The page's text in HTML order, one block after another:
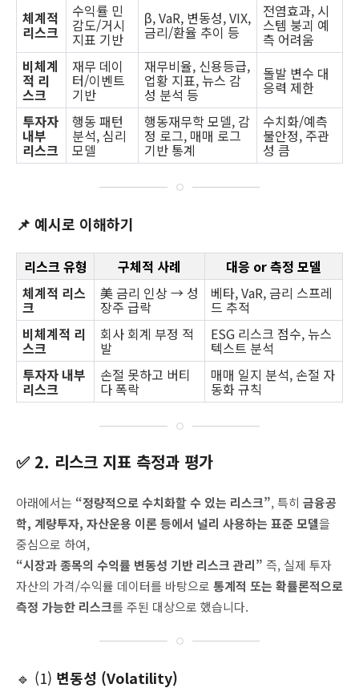
체계적
리스크
수익률 민
감도/거시
지표 기반
β, VaR, 변동성, VIX,
금리/환율 추이 등
전염효과, 시
스템 붕괴 예
측 어려움
비체계
적 리
스크
재무 데이
터/이벤트
기반
재무비율, 신용등급,
업황 지표, 뉴스 감
성 분석 등
돌발 변수 대
응력 제한
투자자
내부
리스크
행동 패턴
분석, 심리
모델
행동재무학 모델, 감
정 로그, 매매 로그
기반 통계
수치화/예측
불안정, 주관
성 큼
📌 예시로 이해하기
리스크 유형 구체적 사례
대응 or 측정 모델
체계적 리스
크
美 금리 인상 → 성
장주 급락
베타, VaR, 금리 스프레
드 추적
비체계적 리
스크
회사 회계 부정 적
발
ESG 리스크 점수, 뉴스
텍스트 분석
투자자 내부
리스크
손절 못하고 버티
다 폭락
매매 일지 분석, 손절 자
동화 규칙
✅ 2. 리스크 지표 측정과 평가
아래에서는 “정량적으로 수치화할 수 있는 리스크”, 특히 금융공
학, 계량투자, 자산운용 이론 등에서 널리 사용하는 표준 모델을
중심으로 하여,
“시장과 종목의 수익률 변동성 기반 리스크 관리” 즉, 실제 투자
자산의 가격/수익률 데이터를 바탕으로 통계적 또는 확률론적으로
측정 가능한 리스크를 주된 대상으로 했습니다.
🔹 (1) 변동성 (Volatility)